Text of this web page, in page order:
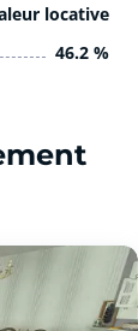
locative
46.2 %